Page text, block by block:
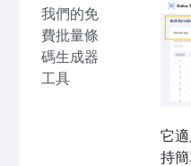
我們的免
費批量條
碼生成器
工具
它
持